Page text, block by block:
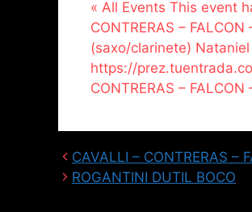
« All Events This event
CONTRERAS –
(saxo/clarinete)
https://
CONTRERAS –
CAVALLI – CONTRERAS –
ROGANTINI DUTIL BOCO